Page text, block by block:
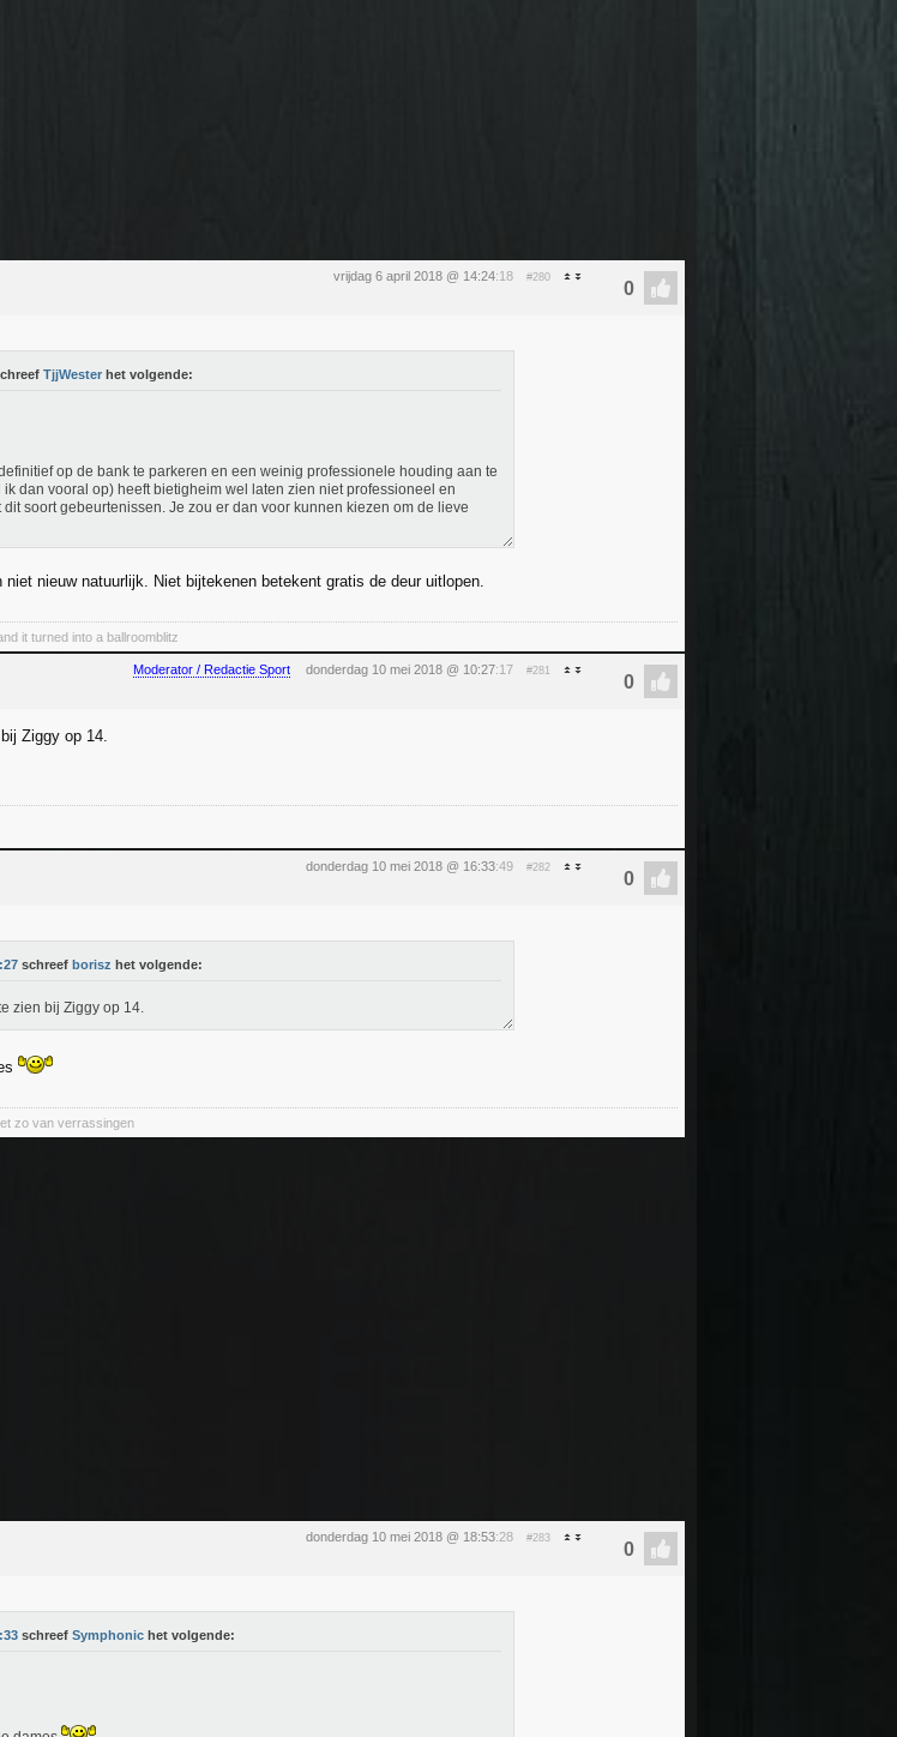
vrijdag 6 april 2018 @ 14:24:18 #280
TjjWester het volgende:
op de bank te parkeren en een weinig professionele houding aan te
dan vooral op) heeft bietigheim wel laten zien niet professioneel en
soort gebeurtenissen. Je zou er dan voor kunnen kiezen om de lieve
nieuw natuurlijk. Niet bijtekenen betekent gratis de deur uitlopen.
it turned into a ballroomblitz
Moderator / Redactie Sport donderdag 10 mei 2018 @ 10:27:17 #281
Ziggy op 14.
donderdag 10 mei 2018 @ 16:33:49 #282
schreef borisz het volgende:
zien bij Ziggy op 14.
zo van verrassingen
donderdag 10 mei 2018 @ 18:53:28 #283
schreef Symphonic het volgende: